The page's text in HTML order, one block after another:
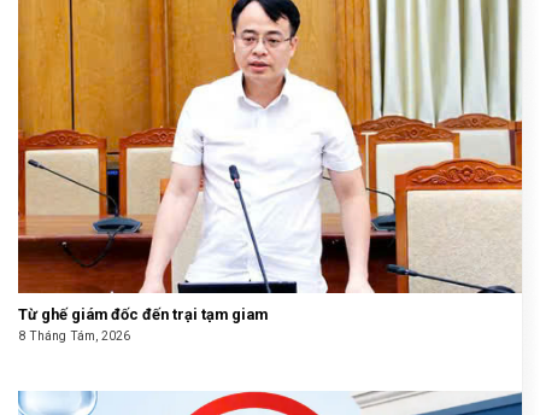
Từ ghế giám đốc đến trại tạm giam
8 Tháng Tám, 2026